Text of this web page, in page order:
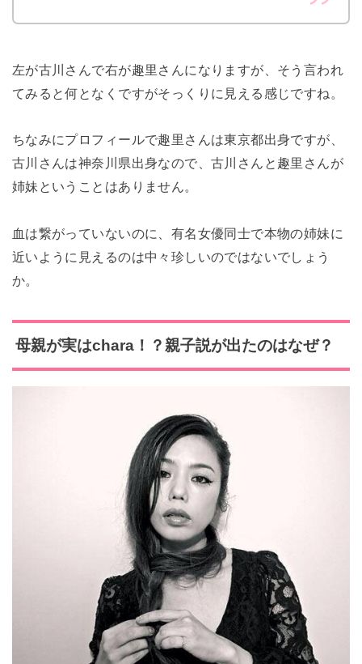
左が古川さんで右が趣里さんになりますが、そう言われ
てみると何となくですがそっくりに見える感じですね。
ちなみにプロフィールで趣里さんは東京都出身ですが、
古川さんは神奈川県出身なので、古川さんと趣里さんが
姉妹ということはありません。
血は繋がっていないのに、有名女優同士で本物の姉妹に
近いように見えるのは中々珍しいのではないでしょう
か。
母親が実はchara！？親子説が出たのはなぜ？